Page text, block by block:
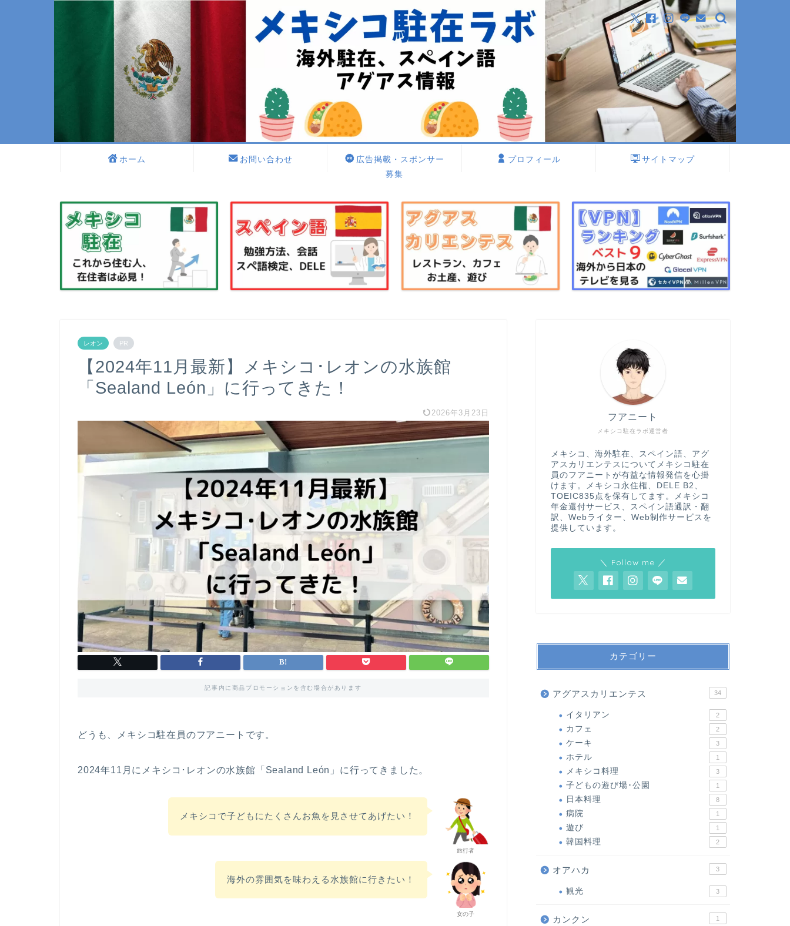
ホーム お問い合わせ
広告掲載・スポンサー
募集
プロフィール サイトマップ
レオン PR
【2024年11月最新】メキシコ･レオンの水族館
「Sealand León」に行ってきた！
2026年3月23日
記事内に商品プロモーションを含む場合があります
どうも、メキシコ駐在員のフアニートです。
2024年11月にメキシコ･レオンの水族館「Sealand León」に行ってきました。
旅行者
メキシコで子どもにたくさんお魚を見させてあげたい！
女の子
海外の雰囲気を味わえる水族館に行きたい！
メキシコ駐在ラボ運営者
フアニート
メキシコ、海外駐在、スペイン語、アグ
アスカリエンテスについてメキシコ駐在
員のフアニートが有益な情報発信を心掛
けます。メキシコ永住権、DELE B2、
TOEIC835点を保有してます。メキシコ
年金還付サービス、スペイン語通訳・翻
訳、Webライター、Web制作サービスを
提供しています。
＼ Follow me ／
カテゴリー
アグアスカリエンテス 34
イタリアン 2
カフェ 2
ケーキ 3
ホテル 1
メキシコ料理 3
子どもの遊び場･公園 1
日本料理 8
病院 1
遊び 1
韓国料理 2
オアハカ 3
観光 3
カンクン 1